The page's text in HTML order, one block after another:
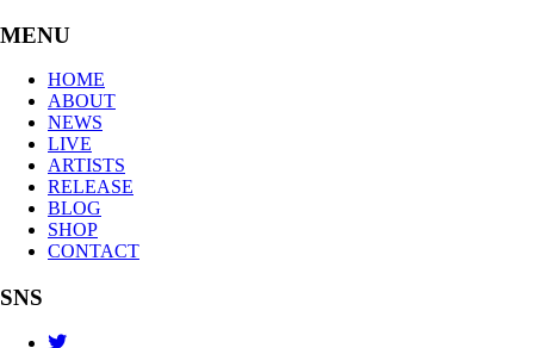
MENU
HOME
ABOUT
NEWS
LIVE
ARTISTS
RELEASE
BLOG
SHOP
CONTACT
SNS